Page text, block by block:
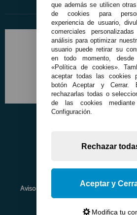
Aviso Legal Política de Privacidad
Envíos y Devoluciones
que además se utilicen
de cookies para
experiencia de usuario,
comerciales
análisis para optimizar
usuario puede retirar su
en todo momento,
«Política de cookies».
aceptar todas las cookies
botón Aceptar y Cerrar.
rechazarlas todas o
de las cookies
Configuración.
Rechazar
Aceptar y
Modifica tu